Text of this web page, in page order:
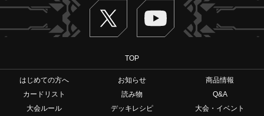
Twitter ヴァンガードch
TOP
はじめての方へ お知らせ
商品情報
カードリスト
読み物
Q&A
大会ルール
デッキレシピ
大会・イベント